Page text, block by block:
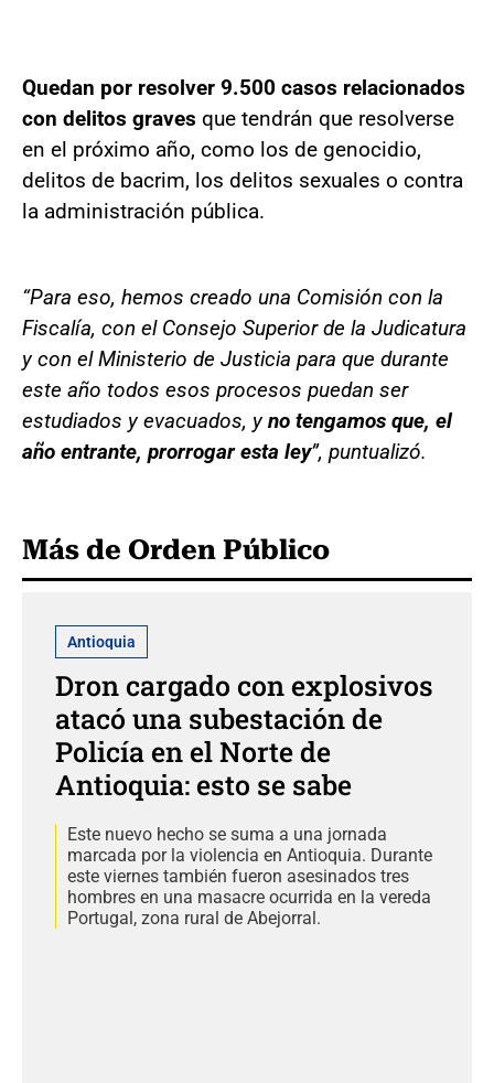
Quedan por resolver 9.500 casos relacionados
con delitos graves que tendrán que resolverse
en el próximo año, como los de genocidio,
delitos de bacrim, los delitos sexuales o contra
la administración pública.
“Para eso, hemos creado una Comisión con la
Fiscalía, con el Consejo Superior de la Judicatura
y con el Ministerio de Justicia para que durante
este año todos esos procesos puedan ser
estudiados y evacuados, yno tengamos que, el
año entrante, prorrogar esta ley”, puntualizó.
Más de Orden Público
Antioquia
Dron cargado con explosivos
atacó una subestación de
Policía en el Norte de
Antioquia: esto se sabe
Este nuevo hecho se suma a una jornada
marcada por la violencia en Antioquia. Durante
este viernes también fueron asesinados tres
hombres en una masacre ocurrida en la vereda
Portugal, zona rural de Abejorral.